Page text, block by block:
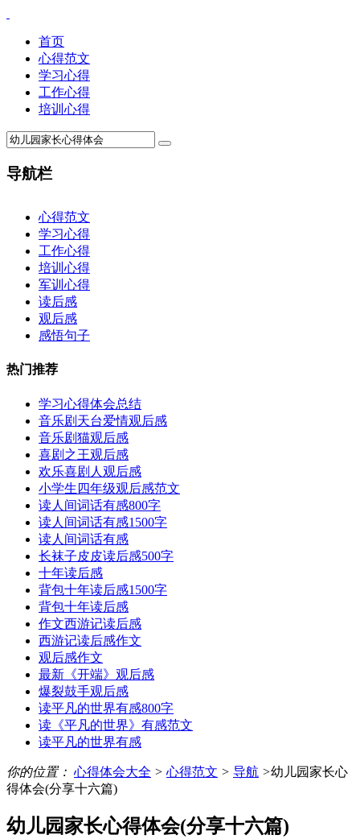
首页
心得范文
学习心得
工作心得
培训心得
导航栏
心得范文
学习心得
工作心得
培训心得
军训心得
读后感
观后感
感悟句子
热门推荐
学习心得体会总结
音乐剧天台爱情观后感
音乐剧猫观后感
喜剧之王观后感
欢乐喜剧人观后感
小学生四年级观后感范文
读人间词话有感800字
读人间词话有感1500字
读人间词话有感
长袜子皮皮读后感500字
十年读后感
背包十年读后感1500字
背包十年读后感
作文西游记读后感
西游记读后感作文
观后感作文
最新《开端》观后感
爆裂鼓手观后感
读平凡的世界有感800字
读《平凡的世界》有感范文
读平凡的世界有感
你的位置： 心得体会大全 > 心得范文 > 导航 >幼儿园家长心
得体会(分享十六篇)
幼儿园家长心得体会(分享十六篇)